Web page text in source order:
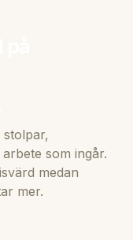
stolpar,
som ingår.
medan
mer.